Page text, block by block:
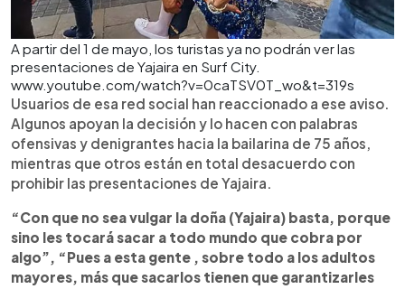
A partir del 1 de mayo, los turistas ya no podrán ver las
presentaciones de Yajaira en Surf City.
www.youtube.com/watch?v=0caTSV0T_wo&t=319s
Usuarios de esa red social han reaccionado a ese aviso.
Algunos apoyan la decisión y lo hacen con palabras
ofensivas y denigrantes hacia la bailarina de 75 años,
mientras que otros están en total desacuerdo con
prohibir las presentaciones de Yajaira.
“Con que no sea vulgar la doña (Yajaira) basta, porque
sino les tocará sacar a todo mundo que cobra por
algo”, “Pues a esta gente , sobre todo a los adultos
mayores, más que sacarlos tienen que garantizarles